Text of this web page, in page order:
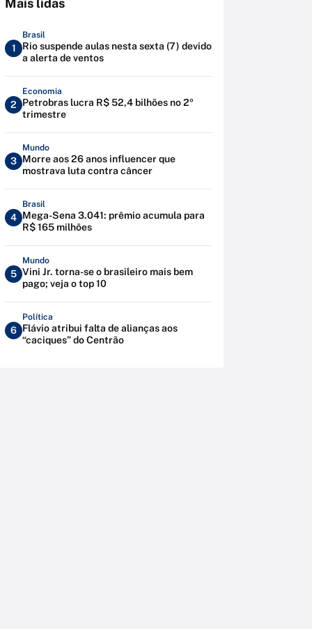
Mais lidas
1
Brasil
Rio suspende aulas nesta sexta (7) devido
a alerta de ventos
2
Economia
Petrobras lucra R$ 52,4 bilhões no 2º
trimestre
3
Mundo
Morre aos 26 anos influencer que
mostrava luta contra câncer
4
Brasil
Mega-Sena 3.041: prêmio acumula para
R$ 165 milhões
5
Mundo
Vini Jr. torna-se o brasileiro mais bem
pago; veja o top 10
6
Política
Flávio atribui falta de alianças aos
“caciques” do Centrão